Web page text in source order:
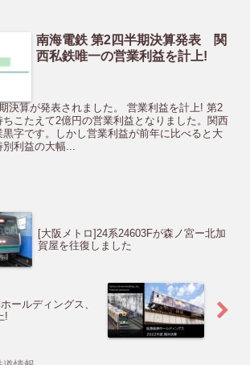
南海電鉄 第2四半期決算発表 関
西私鉄唯一の営業利益を計上!
決算が発表されました。 営業利益を計上! 第2
ちこたえて2億円の営業利益となりました。関西
字です。しかし営業利益が前年に比べると大
利益の大幅...
[大阪メトロ]24系24603Fが森ノ宮ー北加
賀屋を往復しました
ールディングス、
!